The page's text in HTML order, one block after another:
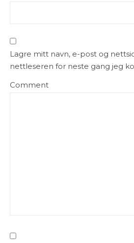
Lagre mitt navn, e-post og
nettleseren for neste gang jeg
Comment